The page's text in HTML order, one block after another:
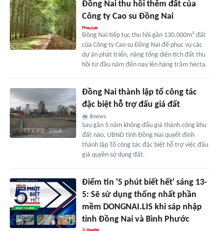
Đồng Nai thu hồi thêm đất của
Công ty Cao su Đồng Nai
Đồng Nai tiếp tục thu hồi gần 130.000m² đất
của Công ty Cao su Đồng Nai để phục vụ các
dự án phát triển, nâng tổng diện tích đất thu
hồi từ đầu năm đến nay lên hàng trăm hécta.
Đồng Nai thành lập tổ công tác
đặc biệt hỗ trợ đấu giá đất
Bnews
Sau gần 5 năm không đấu giá thành công khu
đất nào, UBND tỉnh Đồng Nai quyết định
thành lập Tổ công tác đặc biệt hỗ trợ việc đấu
giá quyền sử dụng đất.
Điểm tin '5 phút biết hết' sáng 13-
5: Sẽ sử dụng thống nhất phần
mềm DONGNAI.LIS khi sáp nhập
tỉnh Đồng Nai và Bình Phước